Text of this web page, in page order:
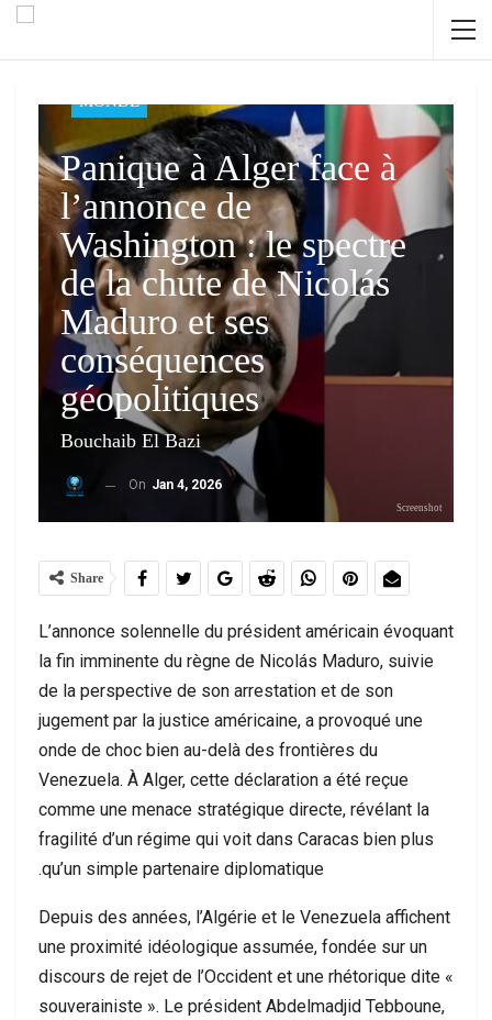
MONDE
Panique à Alger face à
l’annonce de
Washington : le spectre
de la chute de Nicolás
Maduro et ses
conséquences
géopolitiques
Bouchaib El Bazi
On Jan 4, 2026
Screenshot
Share
L’annonce solennelle du président américain évoquant
la fin imminente du règne de Nicolás Maduro, suivie
de la perspective de son arrestation et de son
jugement par la justice américaine, a provoqué une
onde de choc bien au-delà des frontières du
Venezuela. À Alger, cette déclaration a été reçue
comme une menace stratégique directe, révélant la
fragilité d’un régime qui voit dans Caracas bien plus
qu’un simple partenaire diplomatique.
Depuis des années, l’Algérie et le Venezuela affichent
une proximité idéologique assumée, fondée sur un
discours de rejet de l’Occident et une rhétorique dite «
souverainiste ». Le président Abdelmadjid Tebboune,